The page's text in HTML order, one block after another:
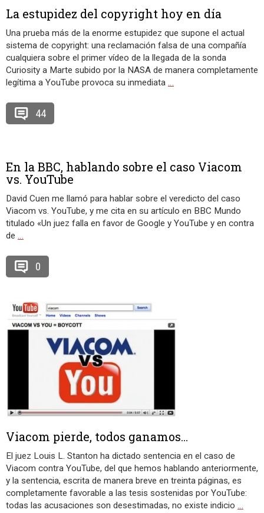
La estupidez del copyright hoy en día
Una prueba más de la enorme estupidez que supone el actual
sistema de copyright: una reclamación falsa de una compañía
cualquiera sobre el primer vídeo de la llegada de la sonda
Curiosity a Marte subido por la NASA de manera completamente
legítima a YouTube provoca su inmediata …
44
En la BBC, hablando sobre el caso Viacom
vs. YouTube
David Cuen me llamó para hablar sobre el veredicto del caso
Viacom vs. YouTube, y me cita en su artículo en BBC Mundo
titulado «Un juez falla en favor de Google y YouTube y en contra
de …
0
Viacom pierde, todos ganamos…
El juez Louis L. Stanton ha dictado sentencia en el caso de
Viacom contra YouTube, del que hemos hablando anteriormente,
y la sentencia, escrita de manera breve en treinta páginas, es
completamente favorable a las tesis sostenidas por YouTube:
todas las acusaciones son desestimadas, no existe indicio …